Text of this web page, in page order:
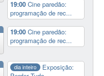
19:00Cine paredão:
programação de rec...
19:00Cine paredão:
programação de rec...
dia inteiro
Exposição: